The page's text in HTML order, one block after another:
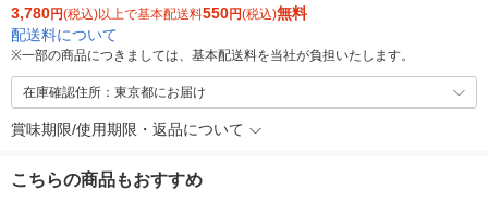
3,780円(税込)以上で基本配送料550円(税込)無料
配送料について
※一部の商品につきましては、基本配送料を当社が負担いたします。
在庫確認住所：東京都にお届け
賞味期限/使用期限・返品について
こちらの商品もおすすめ